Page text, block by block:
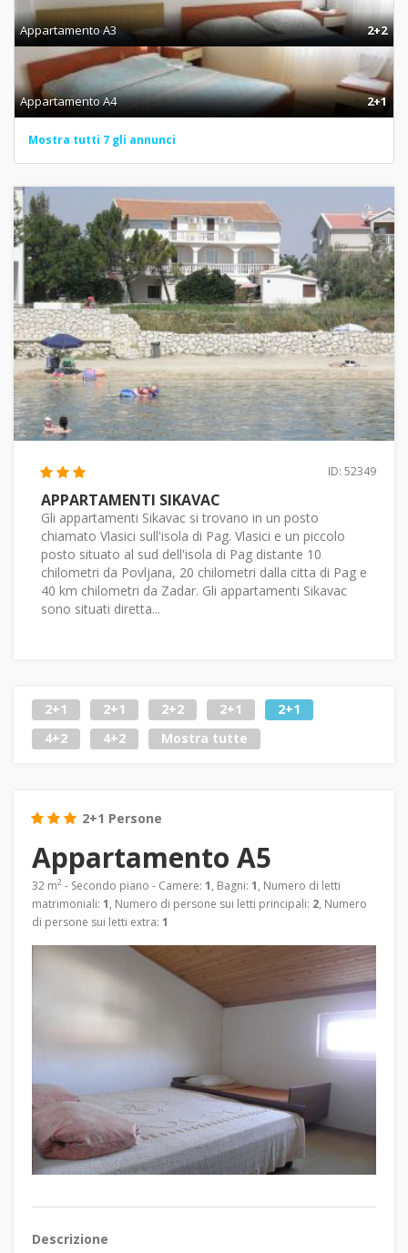
Appartamento A3 2+2
Appartamento A4 2+1
Mostra tutti 7 gli annunci
ID: 52349
APPARTAMENTI SIKAVAC
Gli appartamenti Sikavac si trovano in un posto
chiamato Vlasici sull'isola di Pag. Vlasici e un piccolo
posto situato al sud dell'isola di Pag distante 10
chilometri da Povljana, 20 chilometri dalla citta di Pag e
40 km chilometri da Zadar. Gli appartamenti Sikavac
sono situati diretta...
2+1 2+1 2+2 2+1
2+1
4+2
4+2 Mostra tutte
2+1 Persone
Appartamento A5
32 m2 - Secondo piano - Camere: 1, Bagni: 1, Numero di letti
matrimoniali: 1, Numero di persone sui letti principali: 2, Numero
di persone sui letti extra: 1
Descrizione